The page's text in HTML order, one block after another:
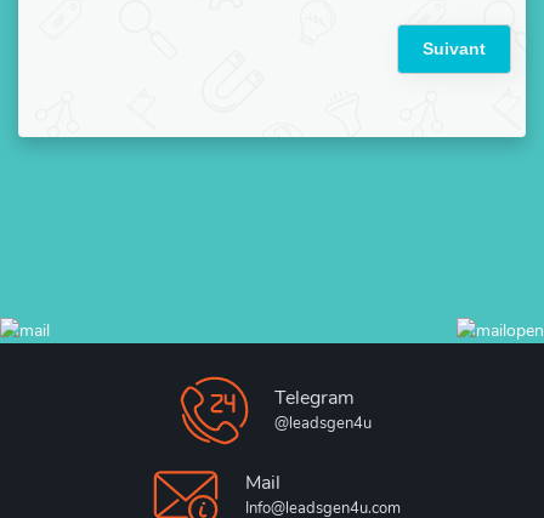
Suivant
Telegram
@leadsgen4u
Mail
Info@leadsgen4u.com